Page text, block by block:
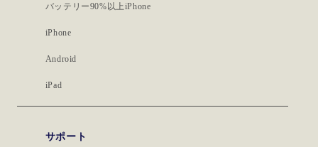
バッテリー90%以上iPhone
iPhone
Android
iPad
サポート